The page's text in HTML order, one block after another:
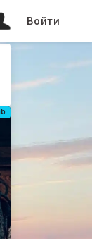
Войти